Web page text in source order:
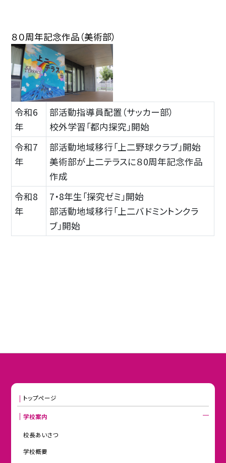
８０周年記念作品（美術部）
令和6
年
部活動指導員配置（サッカー部）
校外学習「都内探究」開始
令和7
年
部活動地域移行「上二野球クラブ」開始
美術部が上二テラスに８0周年記念作品
作成
令和8
年
7・8年生「探究ゼミ」開始
部活動地域移行「上二バドミントンクラ
ブ」開始
トップページ
学校案内
校長あいさつ
学校概要